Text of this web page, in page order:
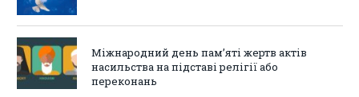
Міжнародний день пам’яті жертв актів
насильства на підставі релігії або
переконань